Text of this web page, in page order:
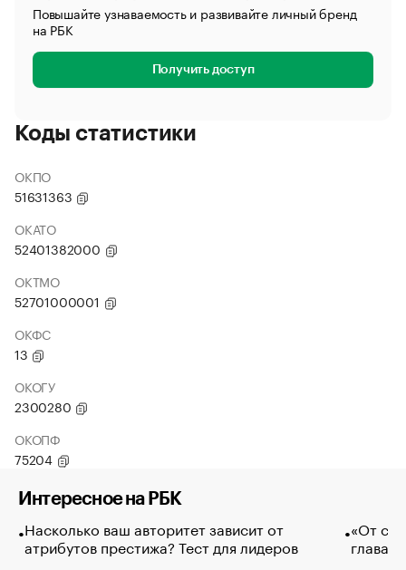
Повышайте узнаваемость и развивайте личный бренд
на РБК
Получить доступ
Коды статистики
ОКПО
51631363
ОКАТО
52401382000
ОКТМО
52701000001
ОКФС
13
ОКОГУ
2300280
ОКОПФ
75204
Интересное на РБК
Насколько ваш авторитет зависит от
атрибутов престижа? Тест для лидеров
«От
глава